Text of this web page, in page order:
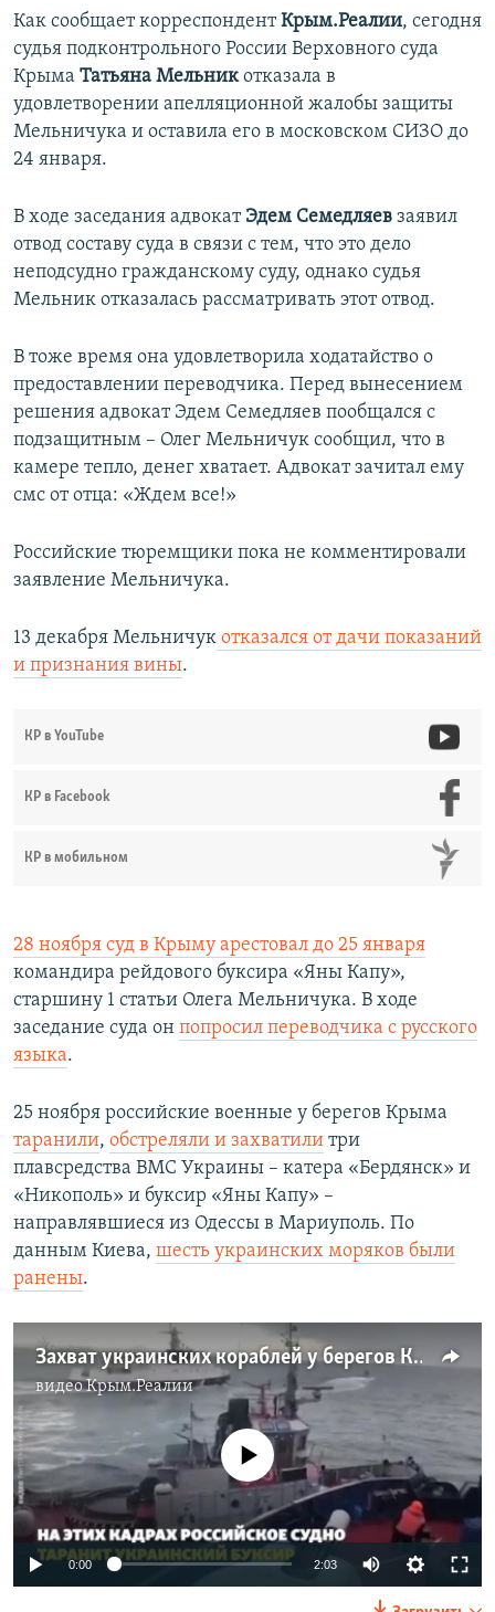
Как сообщает корреспондентКрым.Реалии, сегодня
судья подконтрольного России Верховного суда
Крыма Татьяна Мельникотказала в
удовлетворении апелляционной жалобы защиты
Мельничука и оставила его в московском СИЗО до
24 января.
В ходе заседания адвокат Эдем Семедляев заявил
отвод составу суда в связи с тем, что это дело
неподсудно гражданскому суду, однако судья
Мельник отказалась рассматривать этот отвод.
В тоже время она удовлетворила ходатайство о
предоставлении переводчика. Перед вынесением
решения адвокат Эдем Семедляев пообщался с
подзащитным – Олег Мельничук сообщил, что в
камере тепло, денег хватает. Адвокат зачитал ему
смс от отца: «Ждем все!»
Российские тюремщики пока не комментировали
заявление Мельничука.
13 декабря Мельничук отказался от дачи показаний
и признания вины.
КР в YouTube
КР в Facebook
КР в мобильном
28 ноября суд в Крыму арестовал до 25 января
командира рейдового буксира «Яны Капу»,
старшину 1 статьи Олега Мельничука. В ходе
заседание суда он попросил переводчика с русского
языка.
25 ноября российские военные у берегов Крыма
таранили, обстреляли и захватили три
плавсредства ВМС Украины – катера «Бердянск» и
«Никополь» и буксир «Яны Капу» –
направлявшиеся из Одессы в Мариуполь. По
данным Киева, шесть украинских моряков были
ранены.
Захват украинских кораблей у берегов Крыма. Как это было (видео)
видеоКрым.Реалии
No media source currently available
0:00 2:03